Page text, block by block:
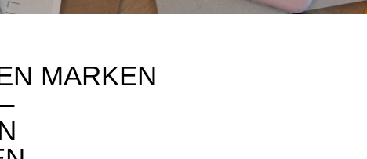
MARKEN